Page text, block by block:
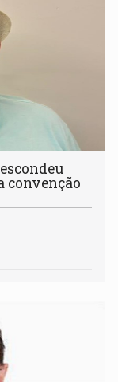
convenção